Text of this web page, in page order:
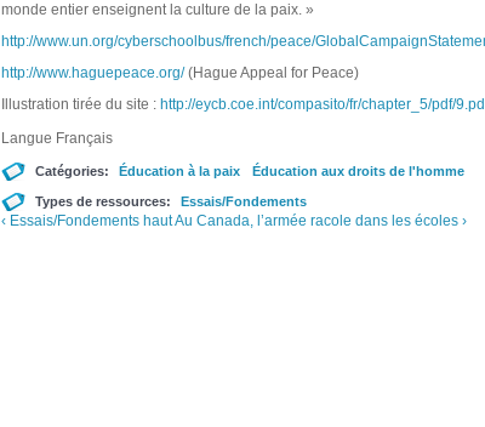
monde entier enseignent la culture de la paix. »
http://www.un.org/cyberschoolbus/french/peace/
http://www.haguepeace.org/(Hague Appeal for Peace)
Illustration tirée du site : http://eycb.coe.int/compasito/fr/chapter_5/pdf/
Langue Français
Catégories: Éducation à la paix Éducation aux droits de l'homme
Types de ressources: Essais/Fondements
‹ Essais/Fondements hautAu Canada, l’armée racole dans les écoles ›